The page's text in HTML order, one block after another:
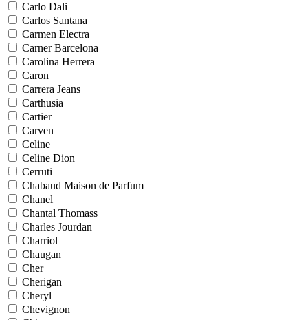
Carlo Dali
Carlos Santana
Carmen Electra
Carner Barcelona
Carolina Herrera
Caron
Carrera Jeans
Carthusia
Cartier
Carven
Celine
Celine Dion
Cerruti
Chabaud Maison de Parfum
Chanel
Chantal Thomass
Charles Jourdan
Charriol
Chaugan
Cher
Cherigan
Cheryl
Chevignon